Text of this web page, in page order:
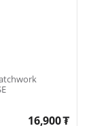
16,900₮